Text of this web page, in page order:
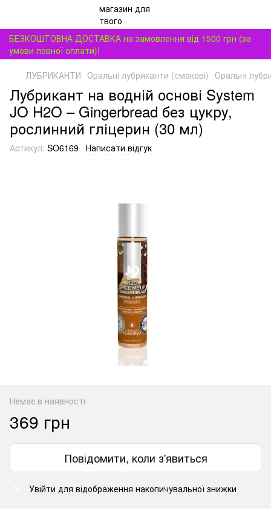
БЕЗКОШТОВНА ДОСТАВКА на замовлення від 1500 грн (за
умови повної оплати)!
ЛУБРИКАНТИ Оральні лубриканти (смакові) Оральні
Лубрикант на водній основі System
JO H2O – Gingerbread без цукру,
рослинний гліцерин (30 мл)
Артикул: SO6169 Написати відгук
Немає в наявності
369 грн
Повідомити, коли з'явиться
Увійти для відображення накопичувальної знижки